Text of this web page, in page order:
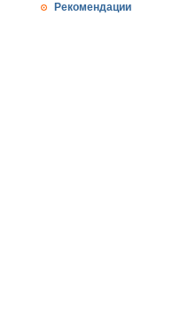
Рекомендации